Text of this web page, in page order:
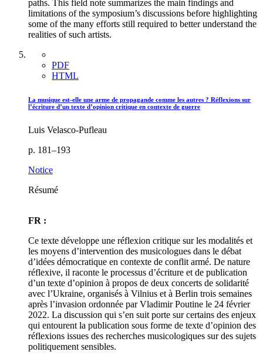
paths. This field note summarizes the main findings and
limitations of the symposium’s discussions before highlighting
some of the many efforts still required to better understand the
realities of such artists.
PDF
HTML
La musique est-elle une arme de propagande comme les autres ? Réflexions sur
l’écriture d’un texte d’opinion critique en contexte de guerre
Luis Velasco-Pufleau
p. 181–193
Notice
Résumé
FR :
Ce texte développe une réflexion critique sur les modalités et
les moyens d’intervention des musicologues dans le débat
d’idées démocratique en contexte de conflit armé. De nature
réflexive, il raconte le processus d’écriture et de publication
d’un texte d’opinion à propos de deux concerts de solidarité
avec l’Ukraine, organisés à Vilnius et à Berlin trois semaines
après l’invasion ordonnée par Vladimir Poutine le 24 février
2022. La discussion qui s’en suit porte sur certains des enjeux
qui entourent la publication sous forme de texte d’opinion des
réflexions issues des recherches musicologiques sur des sujets
politiquement sensibles.